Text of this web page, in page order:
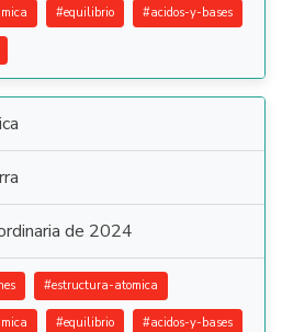
#equilibrio #acidos-y-bases
de 2024
#estructura-atomica
#equilibrio #acidos-y-bases